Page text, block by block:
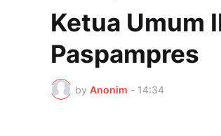
Ketua Umum
Paspampres
by Anonim - 14:34